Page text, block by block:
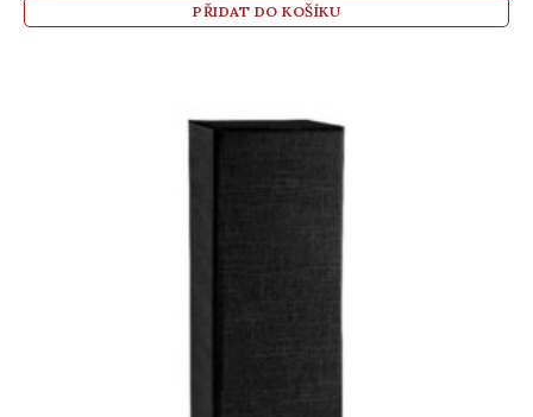
PŘIDAT DO KOŠÍKU